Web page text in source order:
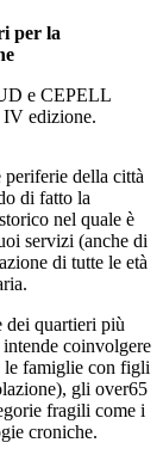
per la
e CEPELL
IV edizione.
della città
di fatto la
nel quale è
servizi (anche di
di tutte le età
dei quartieri più
coinvolgere
le famiglie con figli
gli over65
fragili come i
croniche.